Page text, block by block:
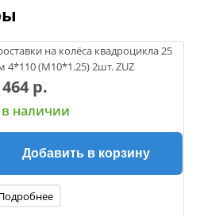
динамические
но и позволяет
шины для улучшения
Будьте уверены в
во время ваших приключений.
уточнять характеристики
на колёса квадроцикла 25
4*110 (M10*1.25) 2шт. ZUZ
р.
в наличии
Добавить в корзину